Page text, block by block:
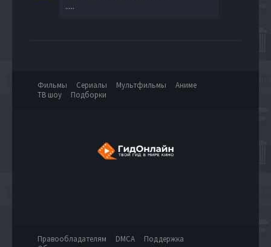
.....
Фильмы Сериалы Мультфильмы
Аниме
ТВ шоу
Подборки
Правообладателям DMCA
Поддержка